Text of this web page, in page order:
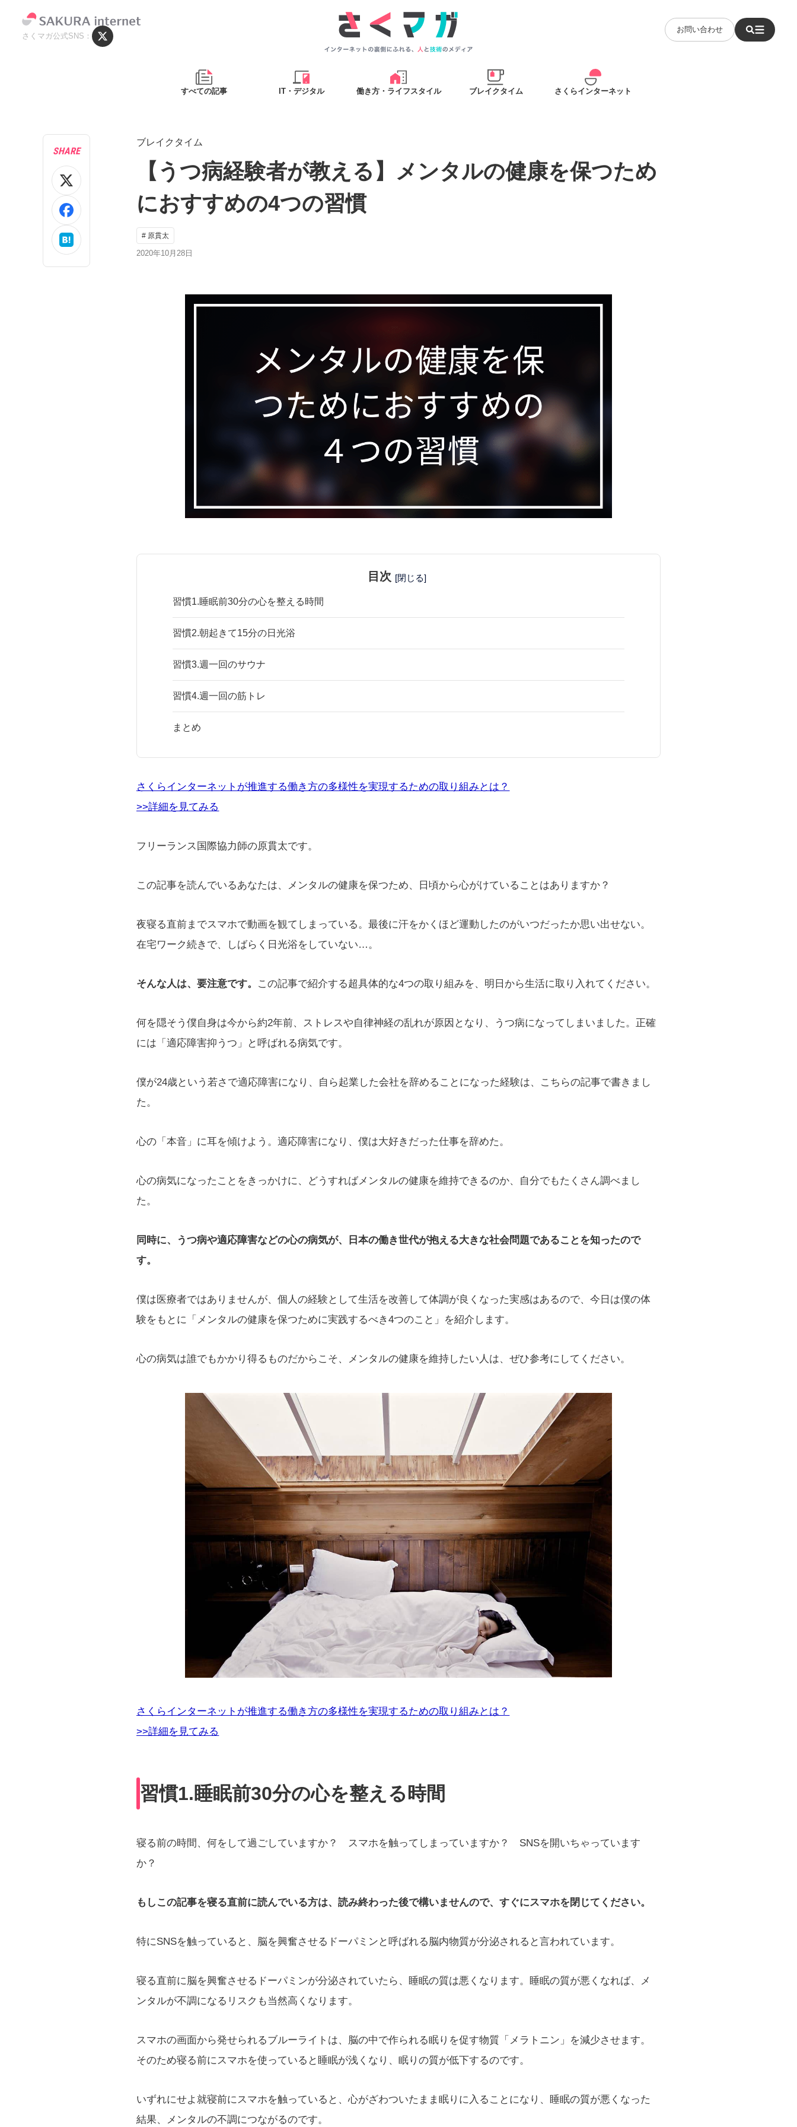
さくマガ公式SNS
お問い合わせ
すべての記事 IT・デジタル 働き方・ライフスタイル ブレイクタイム さくらインターネット
ブレイクタイム
【うつ病経験者が教える】メンタルの健康を保つため
におすすめの4つの習慣
# 原貫太
2020年10月28日
SHARE
目次 [閉じる]
習慣1.睡眠前30分の心を整える時間
習慣2.朝起きて15分の日光浴
習慣3.週一回のサウナ
習慣4.週一回の筋トレ
まとめ
さくらインターネットが推進する働き方の多様性を実現するための取り組みとは？
>>詳細を見てみる
フリーランス国際協力師の原貫太です。
この記事を読んでいるあなたは、メンタルの健康を保つため、日頃から心がけていることはありますか？
夜寝る直前までスマホで動画を観てしまっている。最後に汗をかくほど運動したのがいつだったか思い出せない。
在宅ワーク続きで、しばらく日光浴をしていない…。
そんな人は、要注意です。 この記事で紹介する超具体的な4つの取り組みを、明日から生活に取り入れてください。
何を隠そう僕自身は今から約2年前、ストレスや自律神経の乱れが原因となり、うつ病になってしまいました。正確
には「適応障害抑うつ」と呼ばれる病気です。
僕が24歳という若さで適応障害になり、自ら起業した会社を辞めることになった経験は、こちらの記事で書きまし
た。
心の「本音」に耳を傾けよう。適応障害になり、僕は大好きだった仕事を辞めた。
心の病気になったことをきっかけに、どうすればメンタルの健康を維持できるのか、自分でもたくさん調べまし
た。
同時に、うつ病や適応障害などの心の病気が、日本の働き世代が抱える大きな社会問題であることを知ったので
す。
僕は医療者ではありませんが、個人の経験として生活を改善して体調が良くなった実感はあるので、今日は僕の体
験をもとに「メンタルの健康を保つために実践するべき4つのこと」を紹介します。
心の病気は誰でもかかり得るものだからこそ、メンタルの健康を維持したい人は、ぜひ参考にしてください。
さくらインターネットが推進する働き方の多様性を実現するための取り組みとは？
>>詳細を見てみる
習慣1.睡眠前30分の心を整える時間
寝る前の時間、何をして過ごしていますか？ スマホを触ってしまっていますか？ SNSを開いちゃっています
か？
もしこの記事を寝る直前に読んでいる方は、読み終わった後で構いませんので、すぐにスマホを閉じてください。
特にSNSを触っていると、脳を興奮させるドーパミンと呼ばれる脳内物質が分泌されると言われています。
寝る直前に脳を興奮させるドーパミンが分泌されていたら、睡眠の質は悪くなります。睡眠の質が悪くなれば、メ
ンタルが不調になるリスクも当然高くなります。
スマホの画面から発せられるブルーライトは、脳の中で作られる眠りを促す物質「メラトニン」を減少させます。
そのため寝る前にスマホを使っていると睡眠が浅くなり、眠りの質が低下するのです。
いずれにせよ就寝前にスマホを触っていると、心がざわついたまま眠りに入ることになり、睡眠の質が悪くなった
結果、メンタルの不調につながるのです。